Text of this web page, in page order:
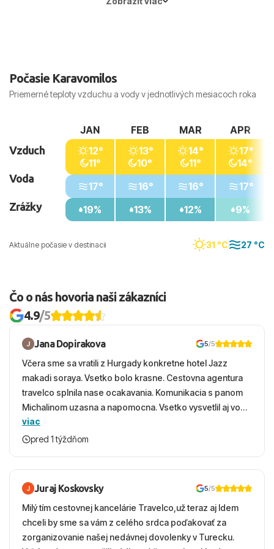
Počasie Karavomilos
Priemerné teploty vzduchu a vody v jednotlivých mesiacoch roka
Aktuálne počasie v destinacii 31 °C 27 °C
Vzduch
Voda
Zrážky
JAN
12°
11°
17°
19%
FEB
13°
10°
16°
13%
MAR
14°
11°
16°
12%
APR
17°
14°
17°
9%
Čo o nás hovoria naši zákazníci
4.9/5
Jana Dopirakova 5/5
Včera sme sa vratili z Hurgady konkretne hotel Jazz
makadi soraya. Vsetko bolo krasne. Cestovna agentura
travelco splnila nase ocakavania. Komunikacia s panom
Michalinom uzasna a napomocna. Vsetko vysvetlil aj vo
vecernych hodinach zaco sa ospravedlnujem. Hotel
krasny, cisty. Sluzby top. Strava, prostredie, more,
viac
pred 1 týždňom
Juraj Koskovsky 5/5
Milý tím cestovnej kancelárie Travelco,už teraz aj Idem
chceli by sme sa vám z celého srdca poďakovať za
zorganizovanie našej nedávnej dovolenky v Turecku.